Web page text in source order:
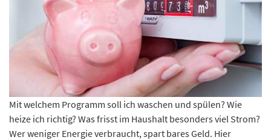
Mit welchem Programm soll ich waschen und spülen? Wie
heize ich richtig? Was frisst im Haushalt besonders viel Strom?
Wer weniger Energie verbraucht, spart bares Geld. Hier